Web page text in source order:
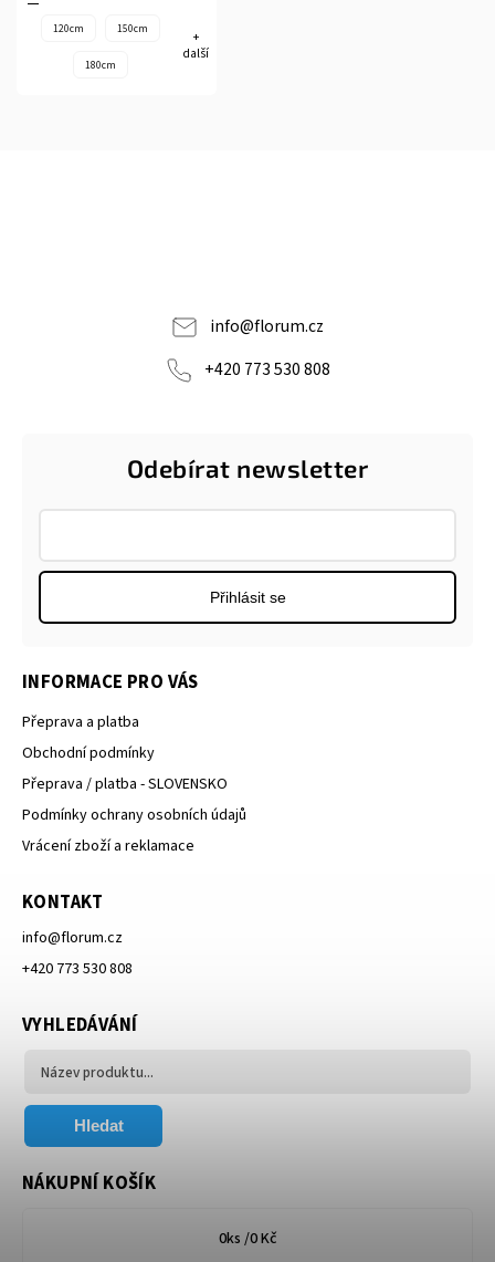
120cm 150cm
180cm
+
další
info@florum.cz
+420 773 530 808
Odebírat newsletter
Přihlásit se
INFORMACE PRO VÁS
Přeprava a platba
Obchodní podmínky
Přeprava / platba - SLOVENSKO
Podmínky ochrany osobních údajů
Vrácení zboží a reklamace
KONTAKT
info@florum.cz
+420 773 530 808
VYHLEDÁVÁNÍ
Hledat
NÁKUPNÍ KOŠÍK
0ks /0 Kč